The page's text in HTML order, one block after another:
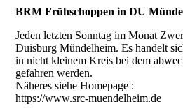
BRM Frühschoppen in DU
Jeden letzten Sonntag im Monat
Duisburg Mündelheim. Es handelt
in nicht kleinem Kreis bei dem
gefahren werden.
Näheres siehe Homepage :
https://www.src-muendelheim.de